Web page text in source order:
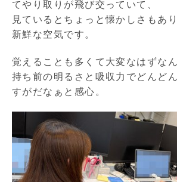
てやり取りが飛び交っていて、
見ているとちょっと懐かしさもあ
新鮮な空気です。
覚えることも多くて大変なはずなん
持ち前の明るさと吸収力でどんど
すがだなぁと感心。